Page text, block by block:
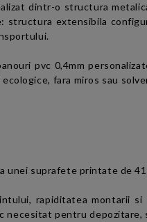
dintr-o structura
structura extensibila
pvc 0,4mm
fara miros sau
suprafete printate de
rapiditatea montarii
pentru